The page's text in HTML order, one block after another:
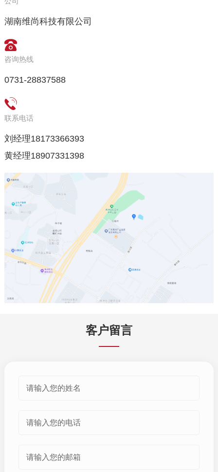
湖南维尚科技有限公司
咨询热线
0731-28837588
联系电话
刘经理18173366393
黄经理18907331398
客户留言
请输入您的姓名
请输入您的电话
请输入您的邮箱